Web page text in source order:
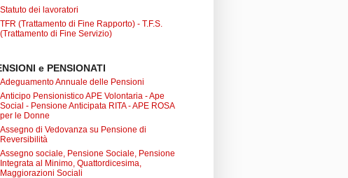
Statuto dei lavoratori
TFR (Trattamento di Fine Rapporto) - T.F.S.
(Trattamento di Fine Servizio)
e PENSIONATI
Adeguamento Annuale delle Pensioni
Anticipo Pensionistico APE Volontaria - Ape
Social - Pensione Anticipata RITA - APE ROSA
per le Donne
Assegno di Vedovanza su Pensione di
Reversibilità
Assegno sociale, Pensione Sociale, Pensione
Integrata al Minimo, Quattordicesima,
Maggiorazioni Sociali